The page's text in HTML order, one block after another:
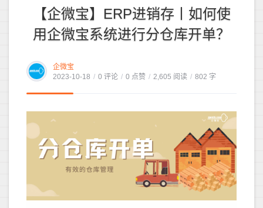
【企微宝】ERP进销存丨如何使
用企微宝系统进行分仓库开单？
企微宝
2023-10-18 / 0 评论 / 0 点赞 / 2,605 阅读 / 802 字